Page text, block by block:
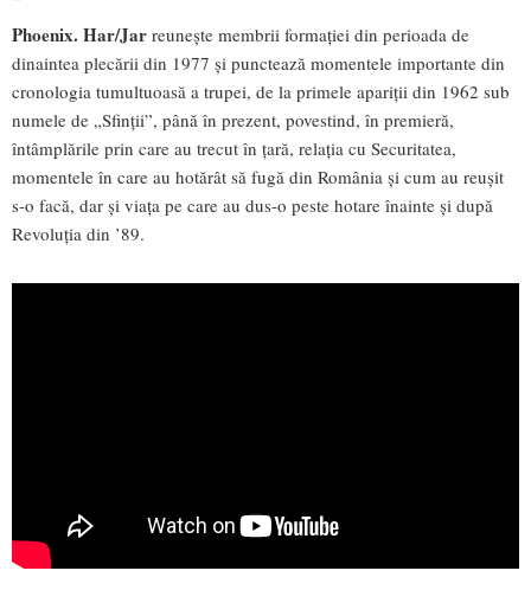
Phoenix. Har/Jar reunește membrii formației din perioada de
dinaintea plecării din 1977 și punctează momentele importante din
cronologia tumultuoasă a trupei, de la primele apariții din 1962 sub
numele de „Sfinții”, până în prezent, povestind, în premieră,
întâmplările prin care au trecut în țară, relația cu Securitatea,
momentele în care au hotărât să fugă din România și cum au reușit
s-o facă, dar și viața pe care au dus-o peste hotare înainte și după
Revoluția din ’89.